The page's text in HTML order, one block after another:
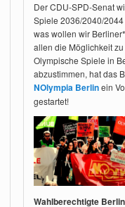
Der CDU-SPD-Senat
Spiele 2036/2040/
was wollen wir
allen die Möglichkeit
Olympische Spiele in
abzustimmen, hat das
NOlympia Berlinein
gestartet!
Wahlberechtigte